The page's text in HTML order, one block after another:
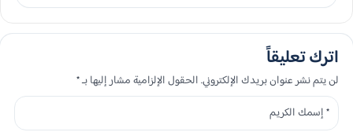
اترك تعليقاً
لن يتم نشر عنوان بريدك الإلكتروني. الحقول الإلزامية مشار إليها بـ *